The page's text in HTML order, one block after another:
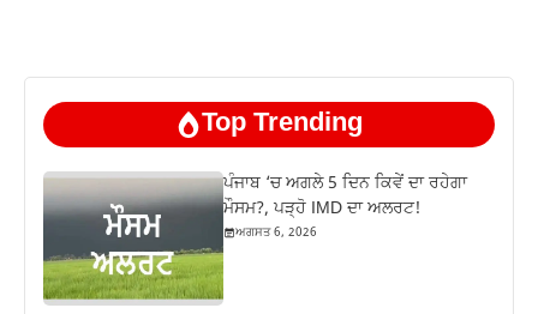
Top Trending
ਪੰਜਾਬ ‘ਚ ਅਗਲੇ 5 ਦਿਨ ਕਿਵੇਂ ਦਾ ਰਹੇਗਾ
ਮੌਸਮ?, ਪੜ੍ਹੋ IMD ਦਾ ਅਲਰਟ!
ਅਗਸਤ 6, 2026